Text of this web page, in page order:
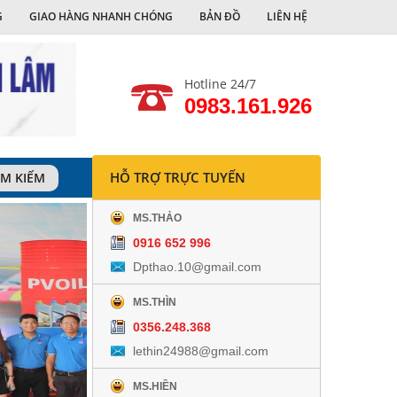
GIAO HÀNG NHANH CHÓNG BẢN ĐỒ LIÊN HỆ
Hotline 24/7
0983.161.926
KIẾM HỖ TRỢ TRỰC TUYẾN
MS.THẢO
0916 652 996
Dpthao.10@gmail.com
MS.THÌN
0356.248.368
lethin24988@gmail.com
MS.HIỀN